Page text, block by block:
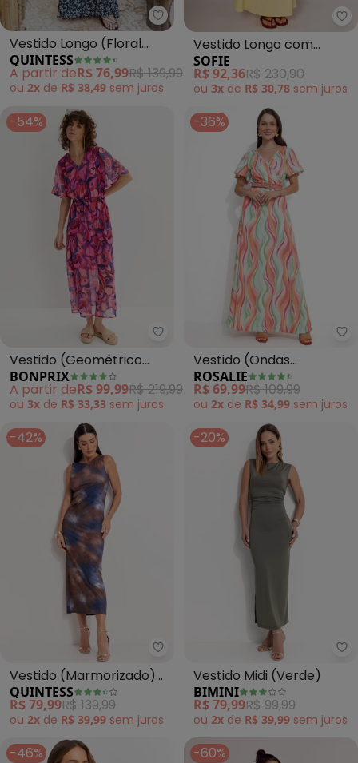
Quintess - Vestido Longo
Vestido Longo (Floral
Preto) com Decote
Profundo
QUINTESS
A partir deR$ 76,99R$ 139,99
ou 2x de R$ 38,49 sem juros
Vestido Longo com
Recorte e Amarração
(Amarelo)
SOFIE
R$ 92,36R$ 230,90
ou 3x de R$ 30,78 sem juros
-54%
bonprix - Vestido (Geométrico
Vestido (Geométrico
Psicodélico) em Tule
BONPRIX
A partir deR$ 99,99R$ 219,99
ou 3x de R$ 33,33 sem juros
-36%
Vestido (Ondas
Coloridas) em Malha
ROSALIE
R$ 69,99R$ 109,99
ou 2x de R$ 34,99 sem juros
-42%
Quintess - Vestido
Vestido (Marmorizado)
em Malha Fria
QUINTESS
R$ 79,99R$ 139,99
ou 2x de R$ 39,99 sem juros
-20%
Vestido Midi (Verde)
BIMINI
R$ 79,99R$ 99,99
ou 2x de R$ 39,99 sem juros
-46% -60%